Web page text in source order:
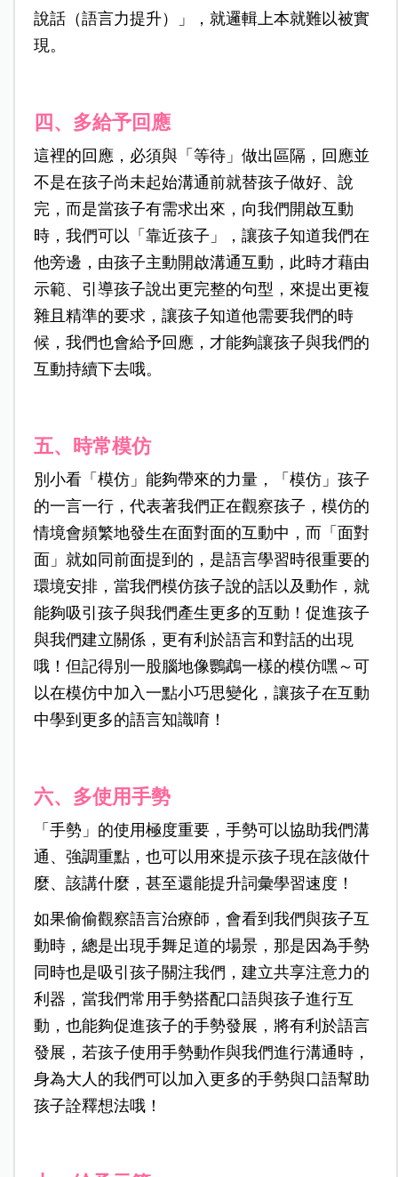
說話（語言力提升）」，就邏輯上本就難以被實
現。
四、多給予回應
這裡的回應，必須與「等待」做出區隔，回應並
不是在孩子尚未起始溝通前就替孩子做好、說
完，而是當孩子有需求出來，向我們開啟互動
時，我們可以「靠近孩子」，讓孩子知道我們在
他旁邊，由孩子主動開啟溝通互動，此時才藉由
示範、引導孩子說出更完整的句型，來提出更複
雜且精準的要求，讓孩子知道他需要我們的時
候，我們也會給予回應，才能夠讓孩子與我們的
互動持續下去哦。
五、時常模仿
別小看「模仿」能夠帶來的力量，「模仿」孩子
的一言一行，代表著我們正在觀察孩子，模仿的
情境會頻繁地發生在面對面的互動中，而「面對
面」就如同前面提到的，是語言學習時很重要的
環境安排，當我們模仿孩子說的話以及動作，就
能夠吸引孩子與我們產生更多的互動！促進孩子
與我們建立關係，更有利於語言和對話的出現
哦！但記得別一股腦地像鸚鵡一樣的模仿嘿～可
以在模仿中加入一點小巧思變化，讓孩子在互動
中學到更多的語言知識唷！
六、多使用手勢
「手勢」的使用極度重要，手勢可以協助我們溝
通、強調重點，也可以用來提示孩子現在該做什
麼、該講什麼，甚至還能提升詞彙學習速度！
如果偷偷觀察語言治療師，會看到我們與孩子互
動時，總是出現手舞足道的場景，那是因為手勢
同時也是吸引孩子關注我們，建立共享注意力的
利器，當我們常用手勢搭配口語與孩子進行互
動，也能夠促進孩子的手勢發展，將有利於語言
發展，若孩子使用手勢動作與我們進行溝通時，
身為大人的我們可以加入更多的手勢與口語幫助
孩子詮釋想法哦！